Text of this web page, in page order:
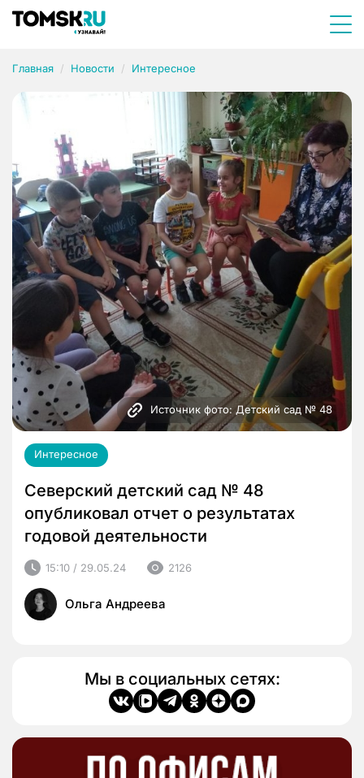
Главная Новости Интересное
Источник фото: Детский сад № 48
Интересное
Северский детский сад № 48
опубликовал отчет о результатах
годовой деятельности
15:10 / 29.05.24 2126
Ольга Андреева
Мы в социальных сетях: